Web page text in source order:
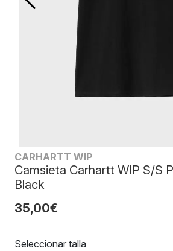
CARHARTT WIP
Camsieta Carhartt WIP S/S
Black
35,00€
Seleccionar talla